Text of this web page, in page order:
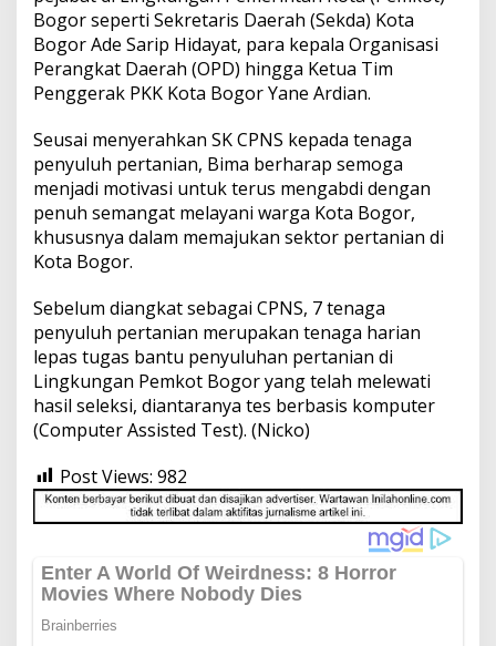
Bogor seperti Sekretaris Daerah (Sekda) Kota
Bogor Ade Sarip Hidayat, para kepala Organisasi
Perangkat Daerah (OPD) hingga Ketua Tim
Penggerak PKK Kota Bogor Yane Ardian.
Seusai menyerahkan SK CPNS kepada tenaga
penyuluh pertanian, Bima berharap semoga
menjadi motivasi untuk terus mengabdi dengan
penuh semangat melayani warga Kota Bogor,
khususnya dalam memajukan sektor pertanian di
Kota Bogor.
Sebelum diangkat sebagai CPNS, 7 tenaga
penyuluh pertanian merupakan tenaga harian
lepas tugas bantu penyuluhan pertanian di
Lingkungan Pemkot Bogor yang telah melewati
hasil seleksi, diantaranya tes berbasis komputer
(Computer Assisted Test). (Nicko)
Post Views: 982